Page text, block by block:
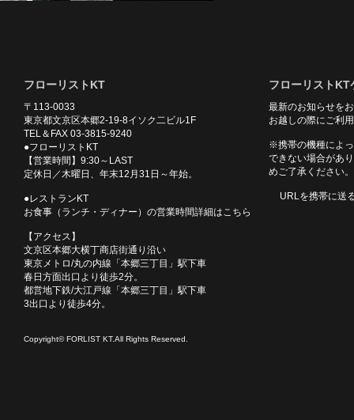
フローリストKT
〒113-0033
東京都文京区本郷2-19-8イソク二ビル1F
TEL＆FAX 03-3815-9240
●フローリストKT
【営業時間】9:30～LAST
定休日／木曜日、年末12月31日～年始。
●レストランKT
お食事（ランチ・ディナー）の営業時間詳細はこちら
【アクセス】
文京区本郷大横丁商店街通り沿い
東京メトロ/丸の内線「本郷三丁目」駅下車
春日方面出口より徒歩2分。
都営地下鉄/大江戸線「本郷三丁目」駅下車
3出口より徒歩4分。
フローリストKT
最新のお知らせを
お越しの際にご利
※携帯の機種によ
できない場合があ
めご了承ください。
URLを携帯に送
Copyright© FORLIST KT.All Rights Reserved.